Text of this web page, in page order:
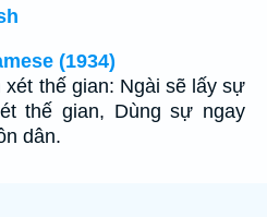
(1934)
thế gian: Ngài sẽ lấy sự
thế gian, Dùng sự ngay
dân.